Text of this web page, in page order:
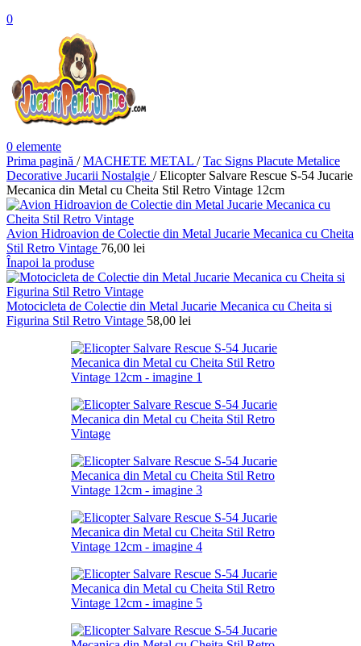
0
0 elemente
Prima pagină / MACHETE METAL / Tac Signs Placute Metalice
Decorative Jucarii Nostalgie / Elicopter Salvare Rescue S-54 Jucarie
Mecanica din Metal cu Cheita Stil Retro Vintage 12cm
Avion Hidroavion de Colectie din Metal Jucarie Mecanica cu Cheita
Stil Retro Vintage 76,00 lei
Înapoi la produse
Motocicleta de Colectie din Metal Jucarie Mecanica cu Cheita si
Figurina Stil Retro Vintage 58,00 lei